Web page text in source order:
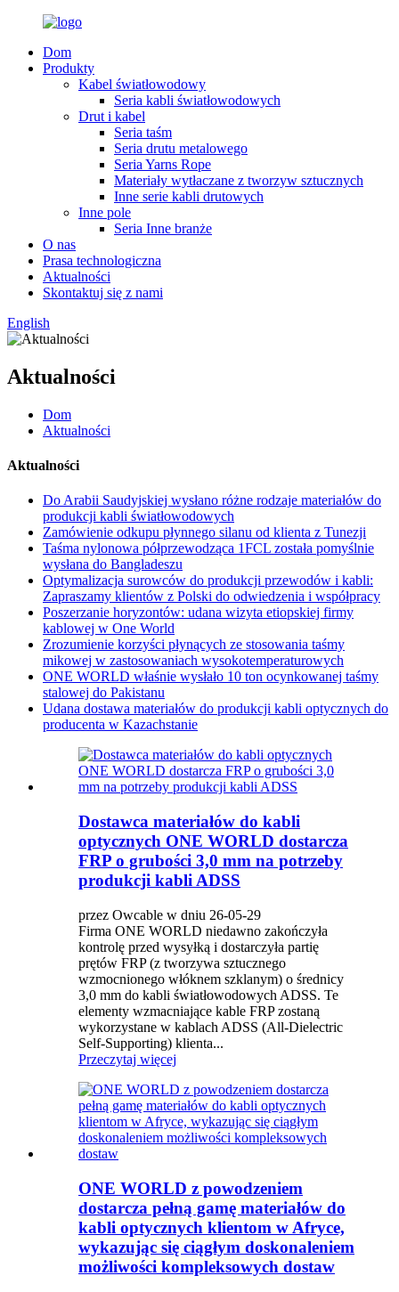
Dom
Produkty
Kabel światłowodowy
Seria kabli światłowodowych
Drut i kabel
Seria taśm
Seria drutu metalowego
Seria Yarns Rope
Materiały wytłaczane z tworzyw sztucznych
Inne serie kabli drutowych
Inne pole
Seria Inne branże
O nas
Prasa technologiczna
Aktualności
Skontaktuj się z nami
English
Aktualności
Dom
Aktualności
Aktualności
Do Arabii Saudyjskiej wysłano różne rodzaje materiałów do
produkcji kabli światłowodowych
Zamówienie odkupu płynnego silanu od klienta z Tunezji
Taśma nylonowa półprzewodząca 1FCL została pomyślnie
wysłana do Bangladeszu
Optymalizacja surowców do produkcji przewodów i kabli:
Zapraszamy klientów z Polski do odwiedzenia i współpracy
Poszerzanie horyzontów: udana wizyta etiopskiej firmy
kablowej w One World
Zrozumienie korzyści płynących ze stosowania taśmy
mikowej w zastosowaniach wysokotemperaturowych
ONE WORLD właśnie wysłało 10 ton ocynkowanej taśmy
stalowej do Pakistanu
Udana dostawa materiałów do produkcji kabli optycznych do
producenta w Kazachstanie
Dostawca materiałów do kabli
optycznych ONE WORLD dostarcza
FRP o grubości 3,0 mm na potrzeby
produkcji kabli ADSS
przez Owcable w dniu 26-05-29
Firma ONE WORLD niedawno zakończyła
kontrolę przed wysyłką i dostarczyła partię
prętów FRP (z tworzywa sztucznego
wzmocnionego włóknem szklanym) o średnicy
3,0 mm do kabli światłowodowych ADSS. Te
elementy wzmacniające kable FRP zostaną
wykorzystane w kablach ADSS (All-Dielectric
Self-Supporting) klienta...
Przeczytaj więcej
ONE WORLD z powodzeniem
dostarcza pełną gamę materiałów do
kabli optycznych klientom w Afryce,
wykazując się ciągłym doskonaleniem
możliwości kompleksowych dostaw